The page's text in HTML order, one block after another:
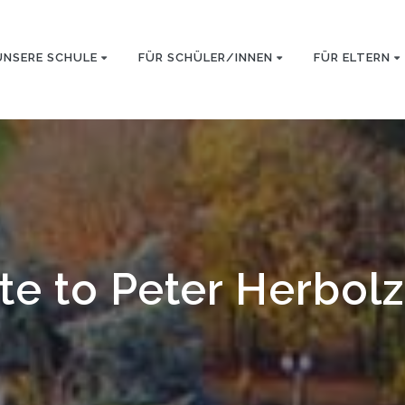
SCHULE FÜR SCHÜLER/INNEN FÜR ELTERN
to Peter